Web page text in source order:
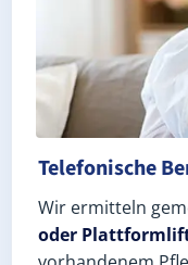
Telefonische
Wir ermitteln
oder